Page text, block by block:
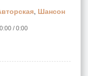
, Шансон
0:00 / 0:00